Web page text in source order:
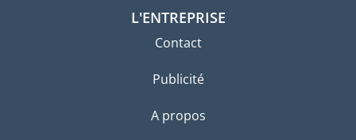
L'ENTREPRISE
Contact
Publicité
A propos